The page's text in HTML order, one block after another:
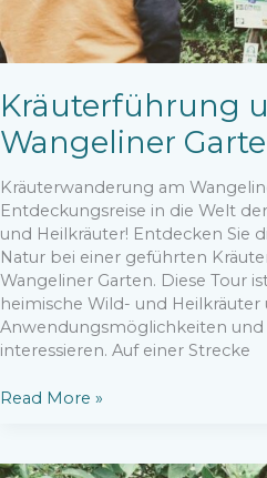
Kräuterführung
Wangeliner
Kräuterwanderung am
Entdeckungsreise in die Welt
und Heilkräuter! Entdecken Sie
Natur bei einer geführten
Wangeliner Garten. Diese Tour
heimische Wild- und
Anwendungsmöglichkeiten und
interessieren. Auf einer Strecke
Kräuterführung
Wangeliner
Read More »